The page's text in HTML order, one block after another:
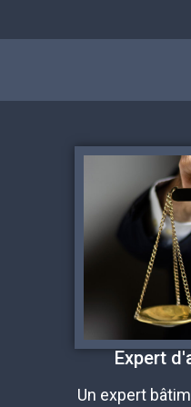
Expert
Un expert